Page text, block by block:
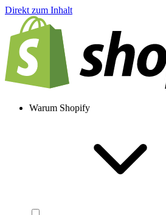
Direkt zum Inhalt
Warum Shopify